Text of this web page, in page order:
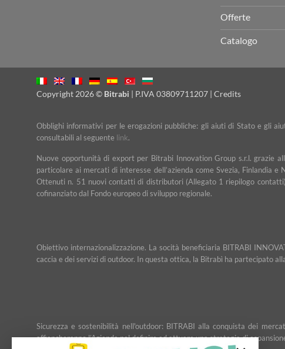
Offerte
Catalogo
Copyright 2026 © Bitrabi | P.IVA 03809711207 | Credits
Obblighi informativi per le erogazioni pubbliche: gli aiuti di Stato e gli
consultabili al seguente link.
Nuove opportunità di export per Bitrabi Innovation Group s.r.l. grazie
particolare ai mercati di interesse dell’azienda come Svezia,
Ottenuti n. 51 nuovi contatti di distributori (Allegato 1 riepilogo
cofinanziato dal Fondo europeo di sviluppo regionale.
Obiettivo internazionalizzazione. La socità beneficiaria BITRABI
caccia e dei servizi di outdoor. In questa ottica, la Bitrabì ha partecipato
Sicurezza e sostenibilità nell'outdoor: BITRABI alla conquista dei
affiancheranno l’Azienda nel definire ed attuare una strategia di